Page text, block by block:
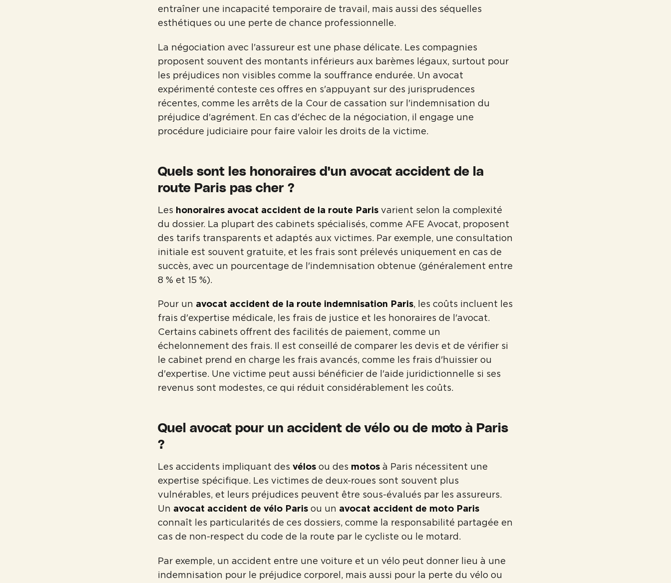
entraîner une incapacité temporaire de travail, mais aussi des séquelles
esthétiques ou une perte de chance professionnelle.
La négociation avec l'assureur est une phase délicate. Les compagnies
proposent souvent des montants inférieurs aux barèmes légaux, surtout pour
les préjudices non visibles comme la souffrance endurée. Un avocat
expérimenté conteste ces offres en s'appuyant sur des jurisprudences
récentes, comme les arrêts de la Cour de cassation sur l'indemnisation du
préjudice d'agrément. En cas d'échec de la négociation, il engage une
procédure judiciaire pour faire valoir les droits de la victime.
Quels sont les honoraires d'un avocat accident de la
route Paris pas cher ?
Les honoraires avocat accident de la route Paris varient selon la complexité
du dossier. La plupart des cabinets spécialisés, comme AFE Avocat, proposent
des tarifs transparents et adaptés aux victimes. Par exemple, une consultation
initiale est souvent gratuite, et les frais sont prélevés uniquement en cas de
succès, avec un pourcentage de l'indemnisation obtenue (généralement entre
8 % et 15 %).
Pour un avocat accident de la route indemnisation Paris, les coûts incluent les
frais d'expertise médicale, les frais de justice et les honoraires de l'avocat.
Certains cabinets offrent des facilités de paiement, comme un
échelonnement des frais. Il est conseillé de comparer les devis et de vérifier si
le cabinet prend en charge les frais avancés, comme les frais d'huissier ou
d'expertise. Une victime peut aussi bénéficier de l'aide juridictionnelle si ses
revenus sont modestes, ce qui réduit considérablement les coûts.
Quel avocat pour un accident de vélo ou de moto à Paris
?
Les accidents impliquant des vélos ou des motos à Paris nécessitent une
expertise spécifique. Les victimes de deux-roues sont souvent plus
vulnérables, et leurs préjudices peuvent être sous-évalués par les assureurs.
Un avocat accident de vélo Paris ou un avocat accident de moto Paris
connaît les particularités de ces dossiers, comme la responsabilité partagée en
cas de non-respect du code de la route par le cycliste ou le motard.
Par exemple, un accident entre une voiture et un vélo peut donner lieu à une
indemnisation pour le préjudice corporel, mais aussi pour la perte du vélo ou